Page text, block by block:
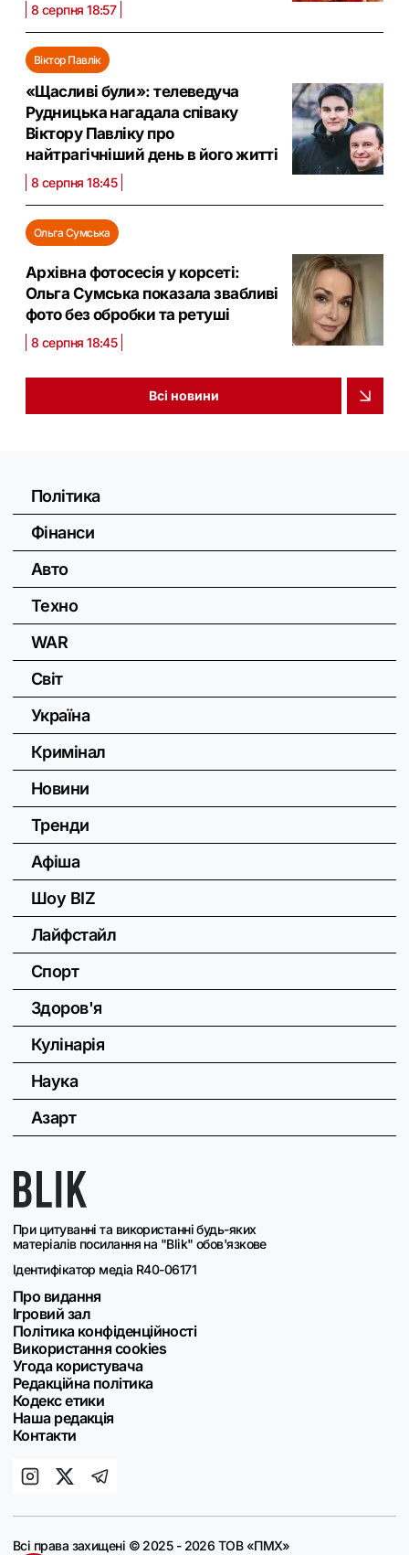
8 серпня 18:57
Віктор Павлік
«Щасливі були»: телеведуча
Рудницька нагадала співаку
Віктору Павліку про
найтрагічніший день в його житті
8 серпня 18:45
Ольга Сумська
Архівна фотосесія у корсеті:
Ольга Сумська показала звабливі
фото без обробки та ретуші
8 серпня 18:45
Всі новини
При цитуванні та використанні будь-яких
матеріалів посилання на "Blik" обов'язкове
Ідентифікатор медіа R40-06171
Про видання
Ігровий зал
Політика конфіденційності
Використання cookies
Угода користувача
Редакційна політика
Кодекс етики
Наша редакція
Контакти
Політика
Фінанси
Авто
Техно
WAR
Світ
Україна
Кримінал
Новини
Тренди
Афіша
Шоу BIZ
Лайфстайл
Спорт
Здоров'я
Кулінарія
Наука
Азарт
Всі права захищені © 2025 - 2026 ТОВ «ПМХ»